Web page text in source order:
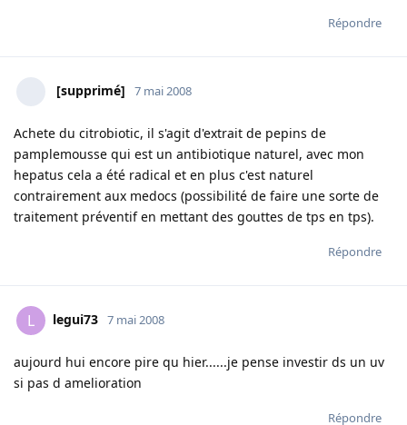
Répondre
[supprimé] 7 mai 2008
Achete du citrobiotic, il s'agit d'extrait de pepins de
pamplemousse qui est un antibiotique naturel, avec mon
hepatus cela a été radical et en plus c'est naturel
contrairement aux medocs (possibilité de faire une sorte de
traitement préventif en mettant des gouttes de tps en tps).
Répondre
L legui73 7 mai 2008
aujourd hui encore pire qu hier......je pense investir ds un uv
si pas d amelioration
Répondre